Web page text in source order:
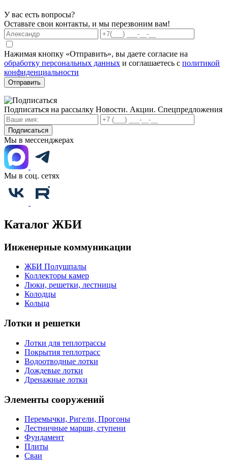
У вас есть вопросы?
Оставьте свои контакты, и мы перезвоним вам!
Нажимая кнопку «Отправить», вы даете согласие на
обработку персональных данных и соглашаетесь с политикой
конфиденциальности
Отправить
Подписаться на рассылку Новости. Акции. Спецпредложения
Подписаться
Мы в мессенджерах
Мы в соц. сетях
Каталог ЖБИ
Инженерные коммуникации
ЖБИ Полушпалы
Коллекторы камер
Люки, решетки, лестницы
Колодцы
Кольца
Лотки и решетки
Лотки для теплотрассы
Покрытия теплотрасс
Водоотводные лотки
Дождевые лотки
Дренажные лотки
Элементы сооружений
Перемычки, Ригели, Прогоны
Лестничные марши, ступени
Фундамент
Плиты
Сваи